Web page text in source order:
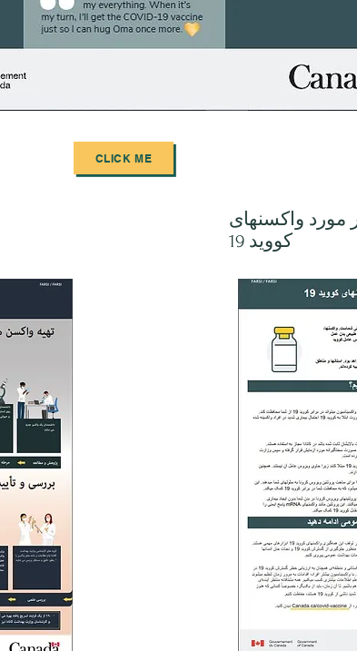
CLICK ME
مورد واکسنهای
کووید 19